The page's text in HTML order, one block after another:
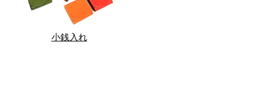
小銭入れ